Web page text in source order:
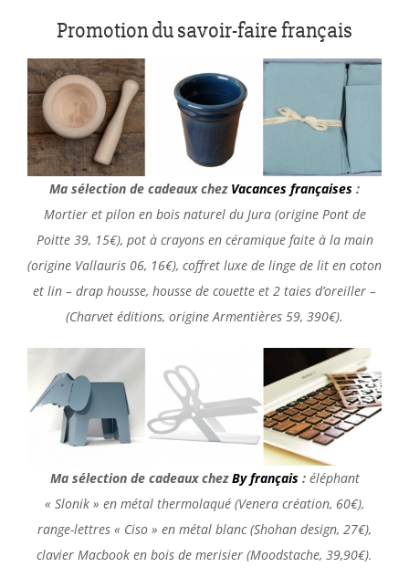
Promotion du savoir-faire français
Ma sélection de cadeaux chez Vacances françaises :
Mortier et pilon en bois naturel du Jura (origine Pont de
Poitte 39, 15€), pot à crayons en céramique faite à la main
(origine Vallauris 06, 16€), coffret luxe de linge de lit en coton
et lin – drap housse, housse de couette et 2 taies d’oreiller –
(Charvet éditions, origine Armentières 59, 390€).
Ma sélection de cadeaux chezBy français: éléphant
« Slonik » en métal thermolaqué (Venera création, 60€),
range-lettres « Ciso » en métal blanc (Shohan design, 27€),
clavier Macbook en bois de merisier (Moodstache, 39,90€).